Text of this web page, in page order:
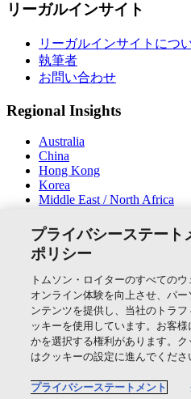
リーガルインサイト
リーガルインサイトにつ
執筆者
お問い合わせ
Regional Insights
Australia
China
Hong Kong
Korea
Middle East / North Africa
South East Asia
SNSでつながる
Thomson Reuters
Cookie Policy
クッキーの設定
プライバシーステート
ポリシー
トムソン・ロイターのすべての
オンライン体験を向上させ、パ
ンテンツを提供し、当社のトラ
ッキーを使用しています。お客
かを選択する権利があります。
はクッキーの設定に進んでくださ
プライバシーステートメント